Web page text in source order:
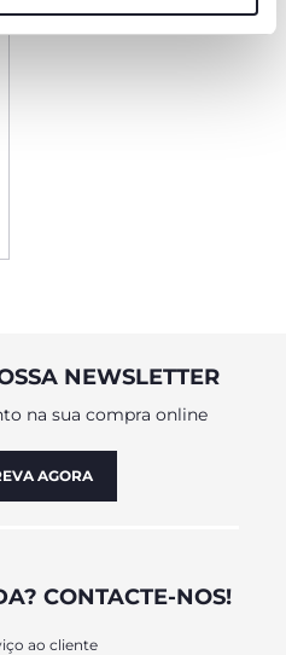
NEWSLETTER
na sua compra online
AGORA
CONTACTE-NOS!
ao cliente